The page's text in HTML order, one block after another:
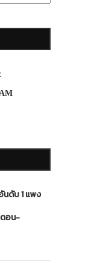
นดับ 1 แพง
ดอน-